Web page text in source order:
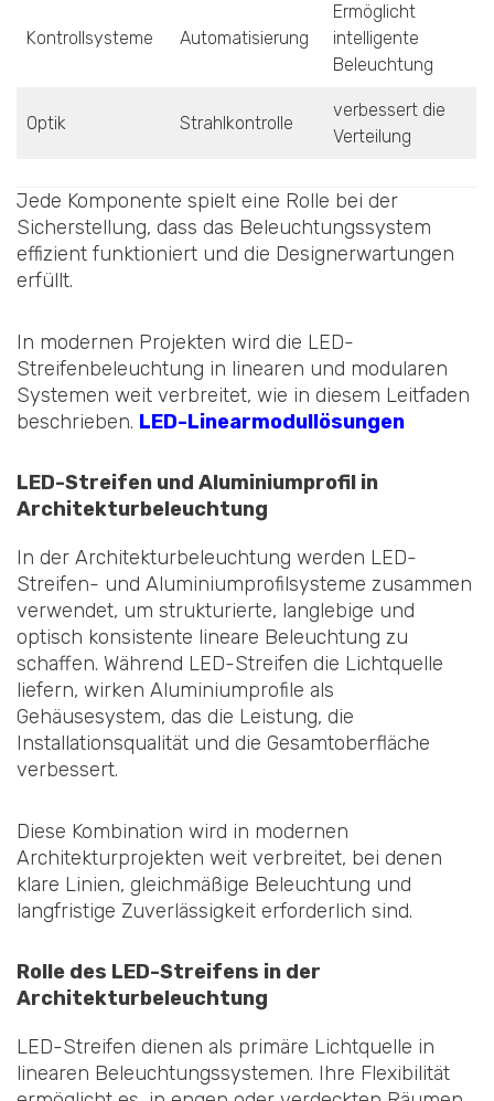
Kontrollsysteme Automatisierung
Ermöglicht
intelligente
Beleuchtung
Optik Strahlkontrolle
verbessert die
Verteilung
Jede Komponente spielt eine Rolle bei der
Sicherstellung, dass das Beleuchtungssystem
effizient funktioniert und die Designerwartungen
erfüllt.
In modernen Projekten wird die LED-
Streifenbeleuchtung in linearen und modularen
Systemen weit verbreitet, wie in diesem Leitfaden
beschrieben. LED-Linearmodullösungen
LED-Streifen und Aluminiumprofil in
Architekturbeleuchtung
In der Architekturbeleuchtung werden LED-
Streifen- und Aluminiumprofilsysteme zusammen
verwendet, um strukturierte, langlebige und
optisch konsistente lineare Beleuchtung zu
schaffen. Während LED-Streifen die Lichtquelle
liefern, wirken Aluminiumprofile als
Gehäusesystem, das die Leistung, die
Installationsqualität und die Gesamtoberfläche
verbessert.
Diese Kombination wird in modernen
Architekturprojekten weit verbreitet, bei denen
klare Linien, gleichmäßige Beleuchtung und
langfristige Zuverlässigkeit erforderlich sind.
Rolle des LED-Streifens in der
Architekturbeleuchtung
LED-Streifen dienen als primäre Lichtquelle in
linearen Beleuchtungssystemen. Ihre Flexibilität